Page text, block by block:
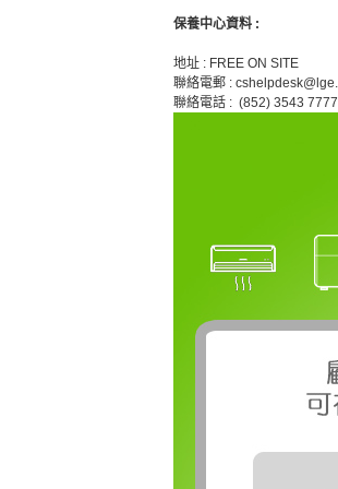
保養中心資料 :
地址 : FREE ON SITE
聯絡電郵 :
聯絡電話 : (852) 3543 7777